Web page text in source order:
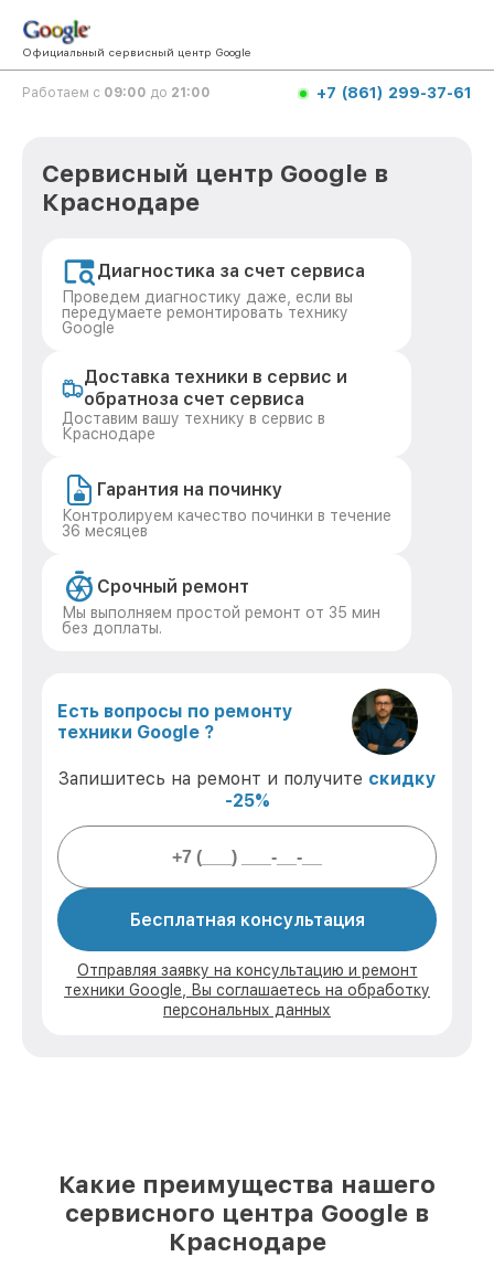
Официальный сервисный центр Google
Работаем с 09:00 до 21:00 +7 (861) 299-37-61
Сервисный центр Google в
Краснодаре
Диагностика за счет сервиса
Проведем диагностику даже, если вы
передумаете ремонтировать технику
Google
Доставка техники в сервис и
обратноза счет сервиса
Доставим вашу технику в сервис в
Краснодаре
Гарантия на починку
Контролируем качество починки в течение
36 месяцев
Срочный ремонт
Мы выполняем простой ремонт от 35 мин
без доплаты.
Есть вопросы по ремонту
техники Google ?
Запишитесь на ремонт и получите скидку
-25%
Бесплатная консультация
Отправляя заявку на консультацию и ремонт
техники Google, Вы соглашаетесь на обработку
персональных данных
Какие преимущества нашего
сервисного центра Google в
Краснодаре